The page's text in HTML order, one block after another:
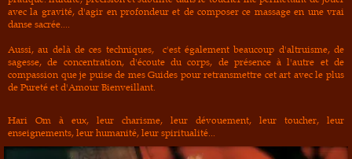
avec la gravité, d'agir en profondeur et de composer ce massage en une vrai
danse sacrée....
Aussi, au delà de ces techniques, c'est également beaucoup d'altruisme, de
sagesse, de concentration, d'écoute du corps, de présence à l'autre et de
compassion que je puise de mes Guides pour retransmettre cet art avec le plus
de Pureté et d'Amour Bienveillant.
Hari Om à eux, leur charisme, leur dévouement, leur toucher, leur
enseignements, leur humanité, leur spiritualité...